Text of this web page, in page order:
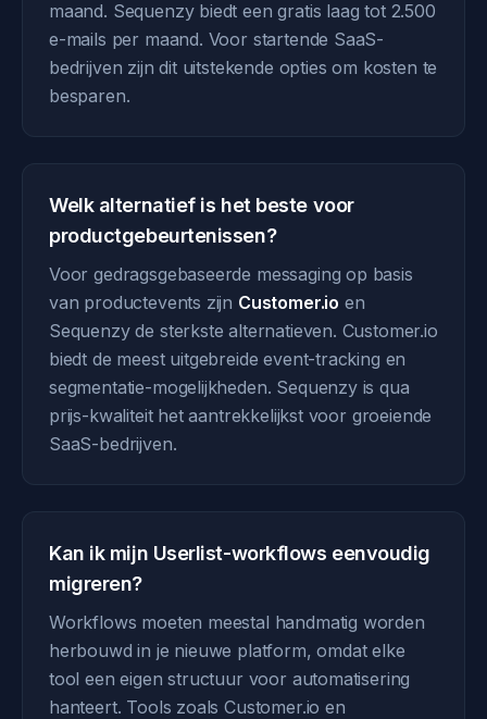
maand. Sequenzy biedt een gratis laag tot 2.500
e-mails per maand. Voor startende SaaS-
bedrijven zijn dit uitstekende opties om kosten te
besparen.
Welk alternatief is het beste voor
productgebeurtenissen?
Voor gedragsgebaseerde messaging op basis
van productevents zijn Customer.io en
Sequenzy de sterkste alternatieven. Customer.io
biedt de meest uitgebreide event-tracking en
segmentatie-mogelijkheden. Sequenzy is qua
prijs-kwaliteit het aantrekkelijkst voor groeiende
SaaS-bedrijven.
Kan ik mijn Userlist-workflows eenvoudig
migreren?
Workflows moeten meestal handmatig worden
herbouwd in je nieuwe platform, omdat elke
tool een eigen structuur voor automatisering
hanteert. Tools zoals Customer.io en